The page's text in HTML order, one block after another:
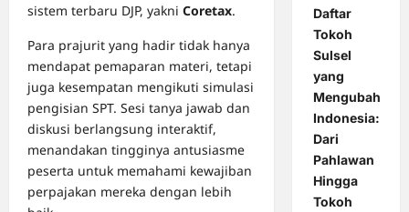
sistem terbaru DJP, yakni Coretax.
Para prajurit yang hadir tidak hanya
mendapat pemaparan materi, tetapi
juga kesempatan mengikuti simulasi
pengisian SPT. Sesi tanya jawab dan
diskusi berlangsung interaktif,
menandakan tingginya antusiasme
peserta untuk memahami kewajiban
perpajakan mereka dengan lebih
Daftar
Tokoh
Sulsel
yang
Mengubah
Indonesia:
Dari
Pahlawan
Hingga
Tokoh